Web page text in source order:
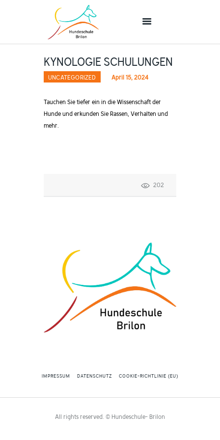
STARTSEITE
UNTERRICHT
KONTAKT
KYNOLOGIE SCHULUNGEN
UNCATEGORIZED April 15, 2024
Tauchen Sie tiefer ein in die Wissenschaft der
Hunde und erkunden Sie Rassen, Verhalten und
mehr.
202
IMPRESSUM DATENSCHUTZ COOKIE-RICHTLINIE (EU)
All rights reserved. © Hundeschule- Brilon